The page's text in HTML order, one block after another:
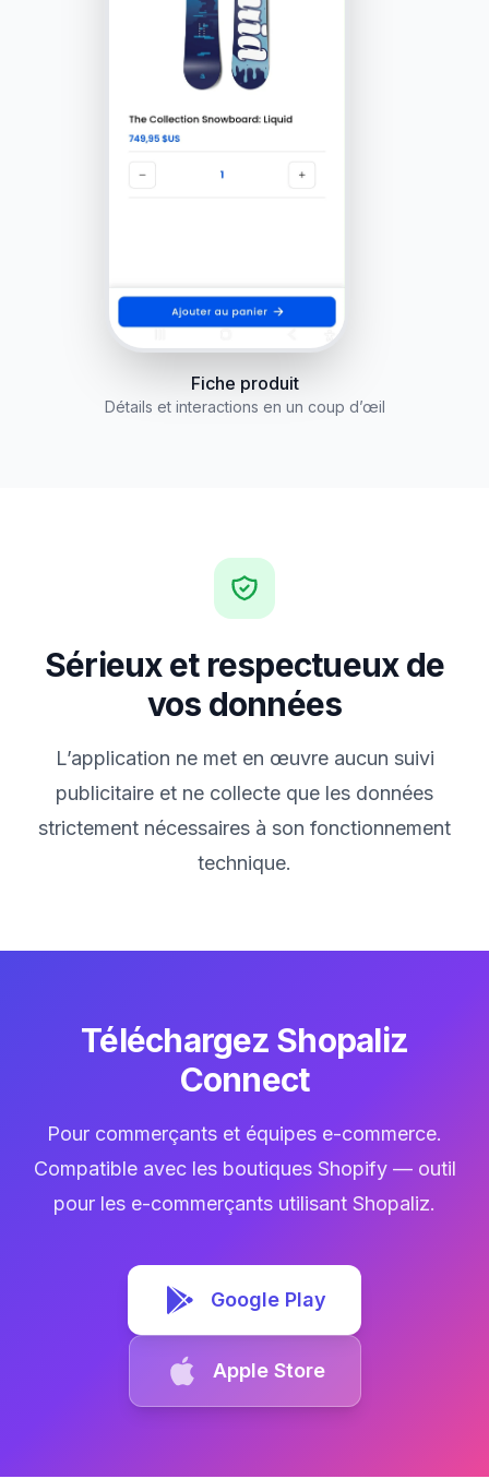
Fiche produit
Détails et interactions en un coup d’œil
Sérieux et respectueux de
vos données
L’application ne met en œuvre aucun suivi
publicitaire et ne collecte que les données
strictement nécessaires à son fonctionnement
technique.
Téléchargez Shopaliz
Connect
Pour commerçants et équipes e-commerce.
Compatible avec les boutiques Shopify — outil
pour les e-commerçants utilisant Shopaliz.
Google Play
Apple Store